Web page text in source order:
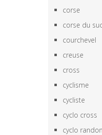
corse
corse du
courchevel
creuse
cross
cyclisme
cycliste
cyclo cross
cyclo